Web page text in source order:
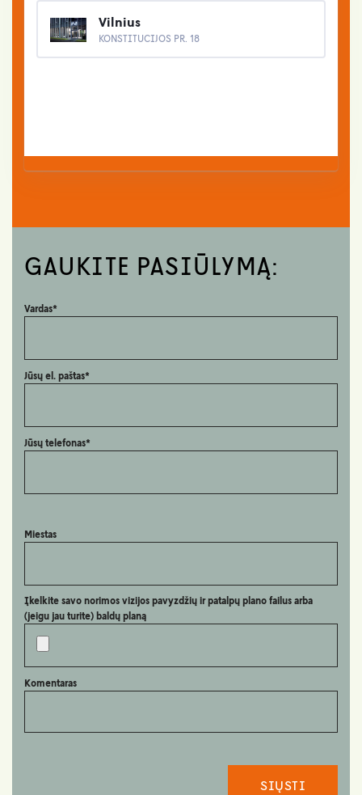
Vilnius
KONSTITUCIJOS PR. 18
GAUKITE PASIŪLYMĄ:
Vardas*
Jūsų el. paštas*
Jūsų telefonas*
Miestas
Įkelkite savo norimos vizijos pavyzdžių ir patalpų plano failus arba
(jeigu jau turite) baldų planą
Komentaras